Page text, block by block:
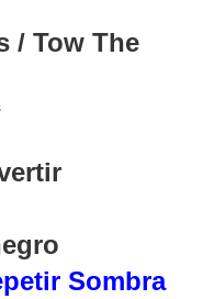
/ Tow The
Sombra